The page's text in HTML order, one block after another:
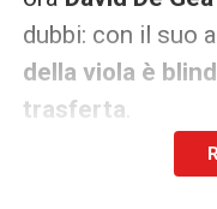
dubbi: con il suo
della viola è
trasferta
Come riportato